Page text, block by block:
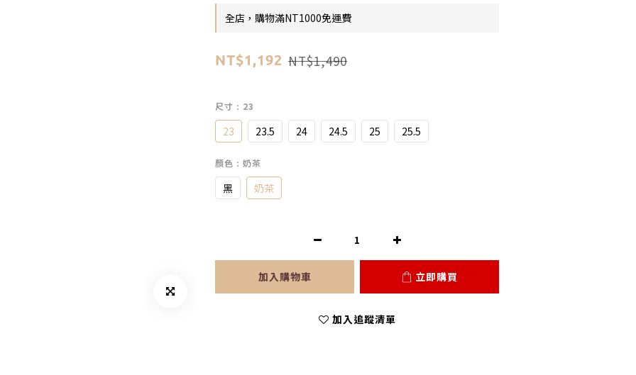
全店，購物滿NT1000免運費
NT$1,192 NT$1,490
尺寸 : 23
23 23.5 24 24.5 25 25.5
顏色 : 奶茶
黑 奶茶
加入購物車 立即購買
加入追蹤清單